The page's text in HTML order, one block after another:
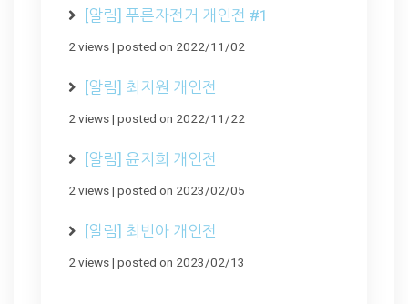
[알림] 푸른자전거 개인전 #1
2 views| posted on 2022/11/02
[알림] 최지원 개인전
2 views| posted on 2022/11/22
[알림] 윤지희 개인전
2 views| posted on 2023/02/05
[알림] 최빈아 개인전
2 views| posted on 2023/02/13